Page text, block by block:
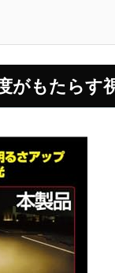
がもたらす